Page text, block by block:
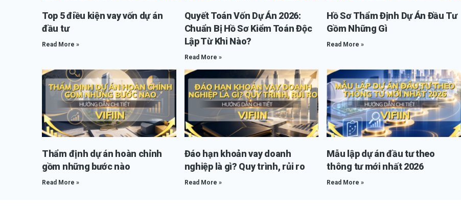
Top 5 điều kiện vay vốn dự án
đầu tư
Read More »
Quyết Toán Vốn Dự Án 2026:
Chuẩn Bị Hồ Sơ Kiểm Toán Độc
Lập Từ Khi Nào?
Read More »
Hồ Sơ Thẩm Định Dự Án Đầu Tư
Gồm Những Gì
Read More »
Thẩm định dự án hoàn chỉnh
gồm những bước nào
Read More »
Đáo hạn khoản vay doanh
nghiệp là gì? Quy trình, rủi ro
Read More »
Mẫu lập dự án đầu tư theo
thông tư mới nhất 2026
Read More »